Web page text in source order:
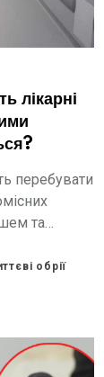
лікарні
перебувати
та
для обрії